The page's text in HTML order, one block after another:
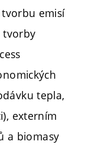
emisí
tvorby
tepla,
externím
a biomasy